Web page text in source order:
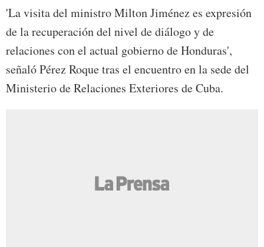
'La visita del ministro Milton Jiménez es expresión
de la recuperación del nivel de diálogo y de
relaciones con el actual gobierno de Honduras',
señaló Pérez Roque tras el encuentro en la sede del
Ministerio de Relaciones Exteriores de Cuba.